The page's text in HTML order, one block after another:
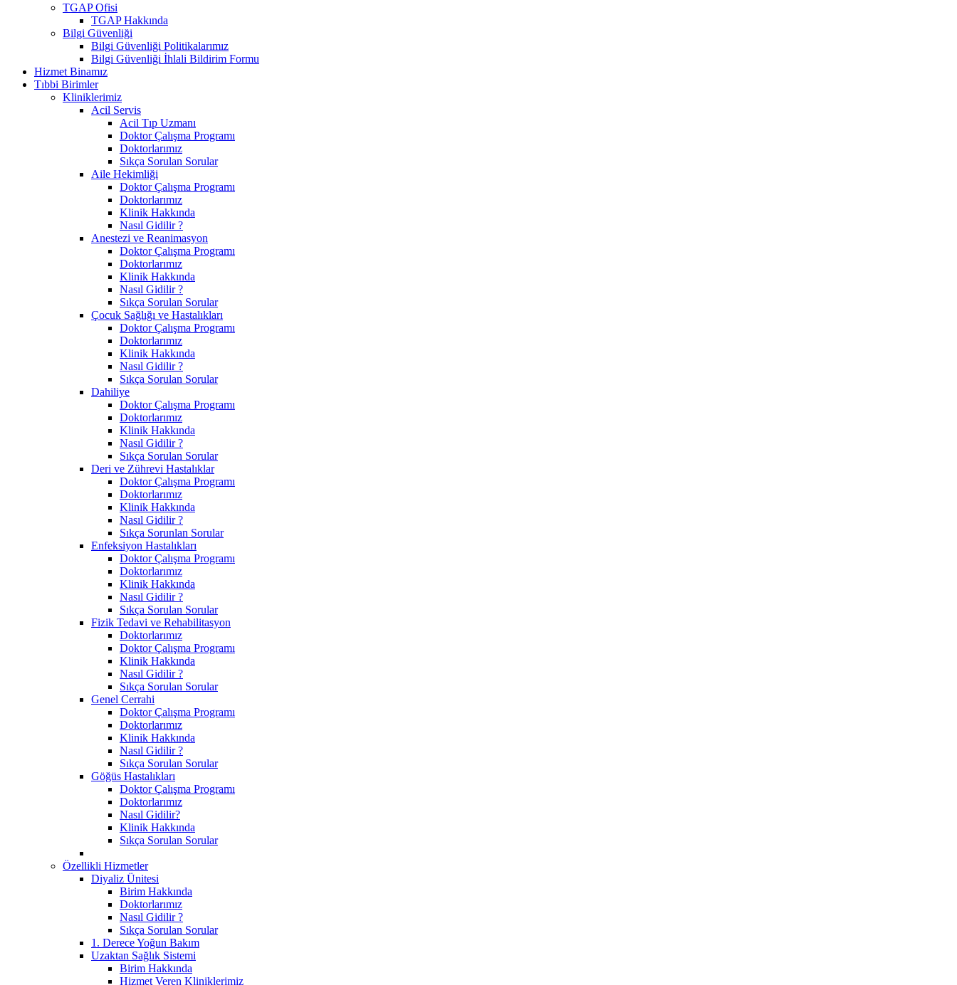
TGAP Ofisi
TGAP Hakkında
Bilgi Güvenliği
Bilgi Güvenliği Politikalarımız
Bilgi Güvenliği İhlali Bildirim Formu
Hizmet Binamız
Tıbbi Birimler
Kliniklerimiz
Acil Servis
Acil Tıp Uzmanı
Doktor Çalışma Programı
Doktorlarımız
Sıkça Sorulan Sorular
Aile Hekimliği
Doktor Çalışma Programı
Doktorlarımız
Klinik Hakkında
Nasıl Gidilir ?
Anestezi ve Reanimasyon
Doktor Çalışma Programı
Doktorlarımız
Klinik Hakkında
Nasıl Gidilir ?
Sıkça Sorulan Sorular
Çocuk Sağlığı ve Hastalıkları
Doktor Çalışma Programı
Doktorlarımız
Klinik Hakkında
Nasıl Gidilir ?
Sıkça Sorulan Sorular
Dahiliye
Doktor Çalışma Programı
Doktorlarımız
Klinik Hakkında
Nasıl Gidilir ?
Sıkça Sorulan Sorular
Deri ve Zührevi Hastalıklar
Doktor Çalışma Programı
Doktorlarımız
Klinik Hakkında
Nasıl Gidilir ?
Sıkça Sorunlan Sorular
Enfeksiyon Hastalıkları
Doktor Çalışma Programı
Doktorlarımız
Klinik Hakkında
Nasıl Gidilir ?
Sıkça Sorulan Sorular
Fizik Tedavi ve Rehabilitasyon
Doktorlarımız
Doktor Çalışma Programı
Klinik Hakkında
Nasıl Gidilir ?
Sıkça Sorulan Sorular
Genel Cerrahi
Doktor Çalışma Programı
Doktorlarımız
Klinik Hakkında
Nasıl Gidilir ?
Sıkça Sorulan Sorular
Göğüs Hastalıkları
Doktor Çalışma Programı
Doktorlarımız
Nasıl Gidilir?
Klinik Hakkında
Sıkça Sorulan Sorular
Özellikli Hizmetler
Diyaliz Ünitesi
Birim Hakkında
Doktorlarımız
Nasıl Gidilir ?
Sıkça Sorulan Sorular
1. Derece Yoğun Bakım
Uzaktan Sağlık Sistemi
Birim Hakkında
Hizmet Veren Kliniklerimiz